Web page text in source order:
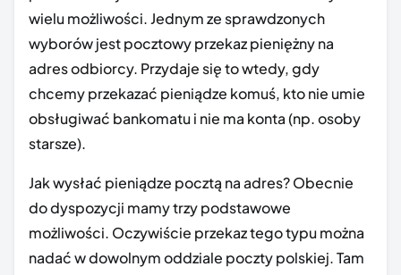
wielu możliwości. Jednym ze sprawdzonych
wyborów jest pocztowy przekaz pieniężny na
adres odbiorcy. Przydaje się to wtedy, gdy
chcemy przekazać pieniądze komuś, kto nie umie
obsługiwać bankomatu i nie ma konta (np. osoby
starsze).
Jak wysłać pieniądze pocztą na adres? Obecnie
do dyspozycji mamy trzy podstawowe
możliwości. Oczywiście przekaz tego typu można
nadać w dowolnym oddziale poczty polskiej. Tam